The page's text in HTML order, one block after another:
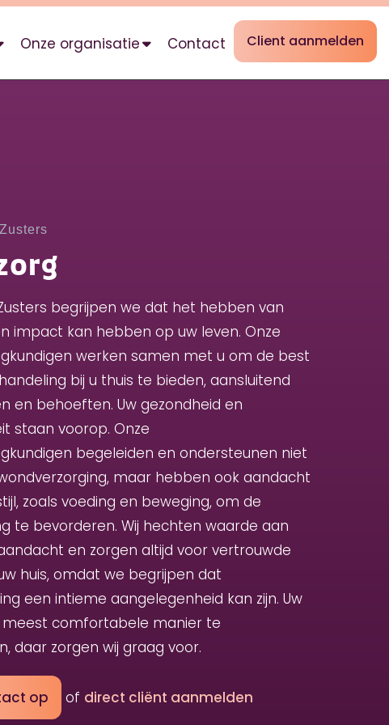
Onze organisatie Contact Client aanmelden
begrijpen we dat het hebben van
impact kan hebben op uw leven. Onze
werken samen met u om de best
bij u thuis te bieden, aansluitend
en behoeften. Uw gezondheid en
staan voorop. Onze
begeleiden en ondersteunen niet
maar hebben ook aandacht
zoals voeding en beweging, om de
te bevorderen. Wij hechten waarde aan
en zorgen altijd voor vertrouwde
huis, omdat we begrijpen dat
een intieme aangelegenheid kan zijn. Uw
meest comfortabele manier te
daar zorgen wij graag voor.
op of direct cliënt aanmelden